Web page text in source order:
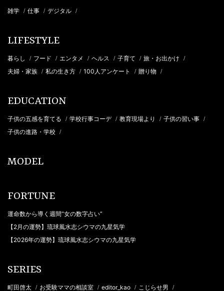
雑学 / 仕事 / デジタル /
LIFESTYLE
暮らし / フード / エンタメ / ヘルス / 子育て / 旅・お出かけ /
夫婦・家族 / 私の生き方 / 100人アンケート / 贈り物 /
EDUCATION
子供の五感を育てる / 学校行事コーデ / 教育現場より / 子供の習い事 /
子供の進路・学校 /
MODEL
FORTUNE
運命数から導く週間“女の数字占い”
【2月の運勢】琉球風水志シウマの九星気学
【2026年の運勢】琉球風水志シウマの九星気学
SERIES
町田啓太 / お受験ママの相談室 / editor_kao / こじらせ男 /